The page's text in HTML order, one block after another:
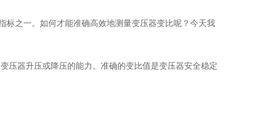
标之一。如何才能准确高效地测量变压器变比呢？今天我
压器升压或降压的能力。准确的变比值是变压器安全稳定